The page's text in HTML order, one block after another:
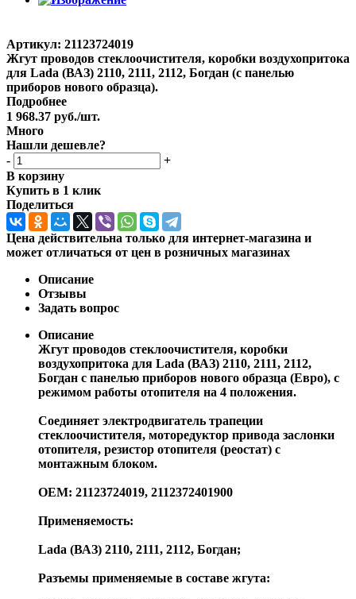
Артикул: 21123724019
Жгут проводов стеклоочистителя, коробки воздухопритока
для Lada (ВАЗ) 2110, 2111, 2112, Богдан (с панелью
приборов нового образца).
Подробнее
1 968.37 руб./шт.
Много
Нашли дешевле?
-
+
В корзину
Купить в 1 клик
Поделиться
Цена действительна только для интернет-магазина и
может отличаться от цен в розничных магазинах
Описание
Отзывы
Задать вопрос
Описание
Жгут проводов стеклоочистителя, коробки
воздухопритока для Lada (ВАЗ) 2110, 2111, 2112,
Богдан с панелью приборов нового образца (Евро), с
режимом работы отопителя на 4 положения.
Соединяет электродвигатель трапеции
стеклоочистителя, моторедуктор привода заслонки
отопителя, резистор отопителя (реостат) с
монтажным блоком.
OEM: 21123724019, 2112372401900
Применяемость:
Lada (ВАЗ) 2110, 2111, 2112, Богдан;
Разъемы применяемые в составе жгута: